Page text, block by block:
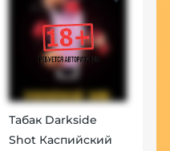
Табак Darkside
Shot Каспийский